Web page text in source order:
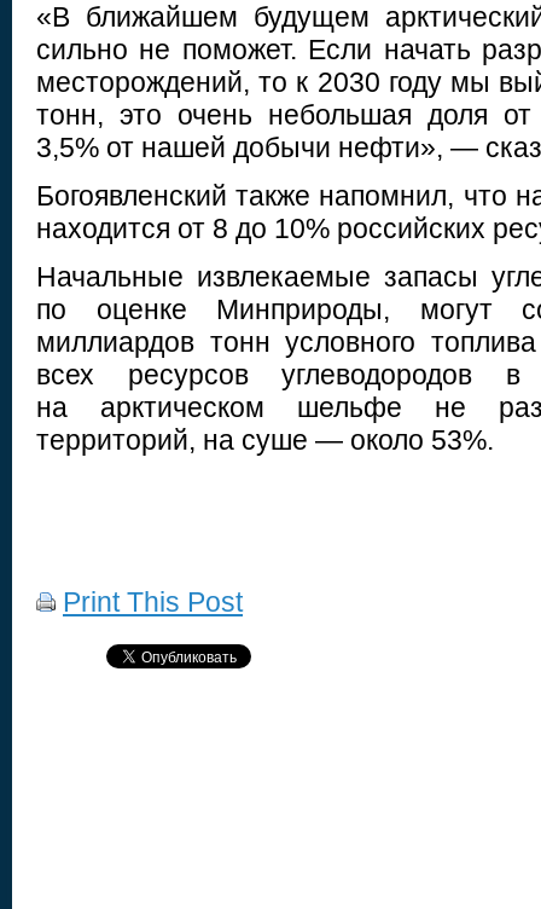
«В ближайшем будущем
сильно не поможет. Если начать
месторождений, то к 2030 году мы
тонн, это очень небольшая доля
3,5% от нашей добычи нефти», —
Богоявленский также напомнил, что
находится от 8 до 10% российских
Начальные извлекаемые запасы
по оценке Минприроды, могут
миллиардов тонн условного
всех ресурсов углеводородов
на арктическом шельфе не
территорий, на суше — около 53%.
Print This Post